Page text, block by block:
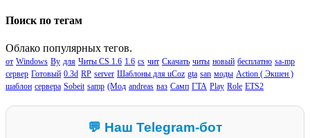
Поиск по тегам
Облако популярных тегов.
от Windows By для Читы CS 1.6 1.6 cs чит Скачать читы новый бесплатно sa-mp
сервер Готовый 0.3d RP server Шаблоны для uCoz gta san моды Action ( Экшен )
шаблон сервера Sobeit samp (Мод andreas ваз Самп ГТА Play Role ETS2
💬 Наш Telegram-бот